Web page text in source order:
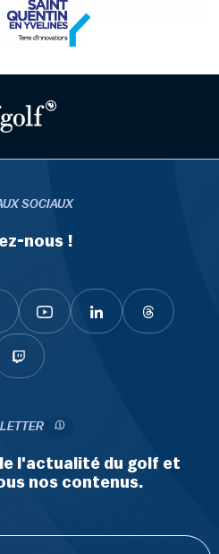
SOCIAUX
nous !
l'actualité du golf et
nos contenus.